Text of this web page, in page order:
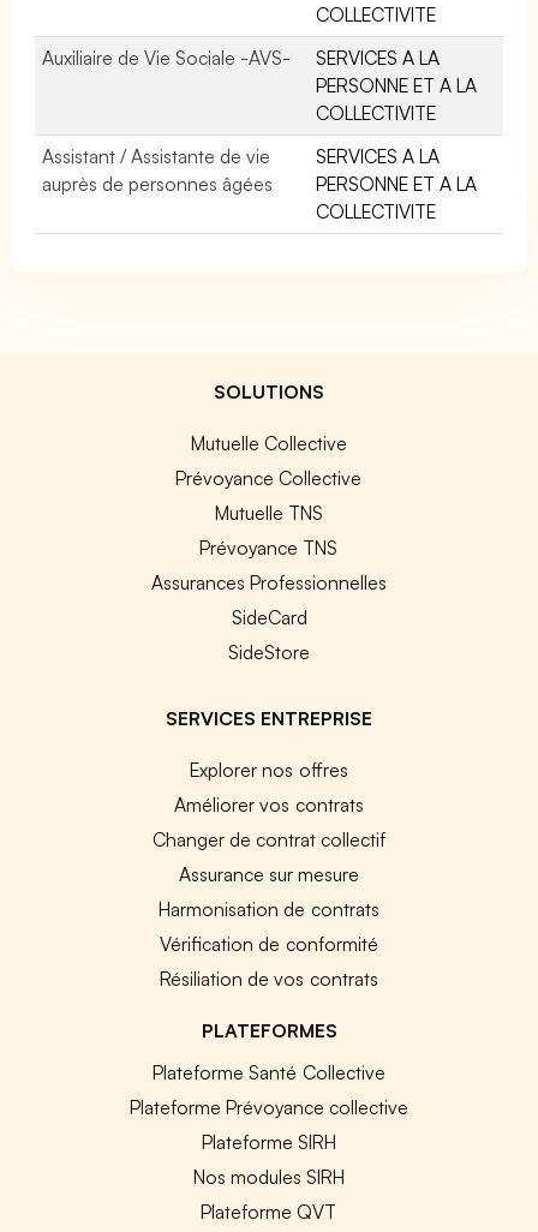
COLLECTIVITE
Auxiliaire de Vie Sociale -AVS-
SERVICES A LA
PERSONNE ET A LA
COLLECTIVITE
Assistant / Assistante de vie
auprès de personnes âgées
SERVICES A LA
PERSONNE ET A LA
COLLECTIVITE
SOLUTIONS
Mutuelle Collective
Prévoyance Collective
Mutuelle TNS
Prévoyance TNS
Assurances Professionnelles
SideCard
SideStore
SERVICES ENTREPRISE
Explorer nos offres
Améliorer vos contrats
Changer de contrat collectif
Assurance sur mesure
Harmonisation de contrats
Vérification de conformité
Résiliation de vos contrats
PLATEFORMES
Plateforme Santé Collective
Plateforme Prévoyance collective
Plateforme SIRH
Nos modules SIRH
Plateforme QVT